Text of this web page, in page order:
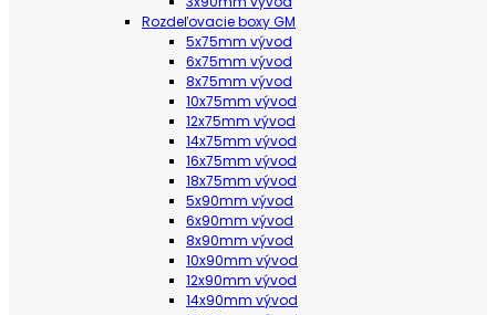
Rozdeľovacie boxy GM
5x75mm vývod
6x75mm vývod
8x75mm vývod
10x75mm vývod
12x75mm vývod
14x75mm vývod
16x75mm vývod
18x75mm vývod
5x90mm vývod
6x90mm vývod
8x90mm vývod
10x90mm vývod
12x90mm vývod
14x90mm vývod